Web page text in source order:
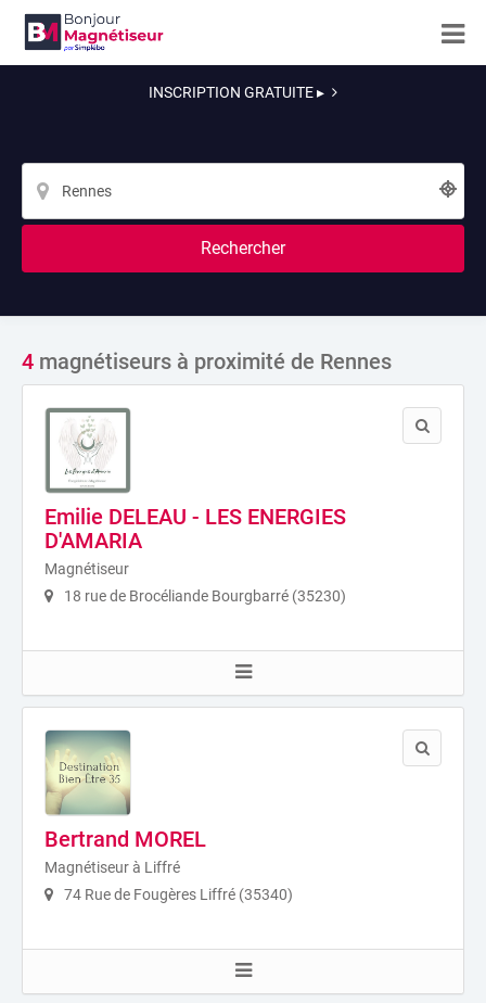
INSCRIPTION GRATUITE ▸
Rechercher
4 magnétiseurs à proximité de Rennes
Emilie DELEAU - LES ENERGIES
D'AMARIA
Magnétiseur
18 rue de Brocéliande Bourgbarré (35230)
Bertrand MOREL
Magnétiseur à Liffré
74 Rue de Fougères Liffré (35340)